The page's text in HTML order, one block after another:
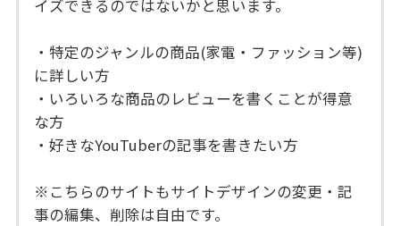
イズできるのではないかと思います。
・特定のジャンルの商品(家電・ファッション等)
に詳しい方
・いろいろな商品のレビューを書くことが得意
な方
・好きなYouTuberの記事を書きたい方
※こちらのサイトもサイトデザインの変更・記
事の編集、削除は自由です。